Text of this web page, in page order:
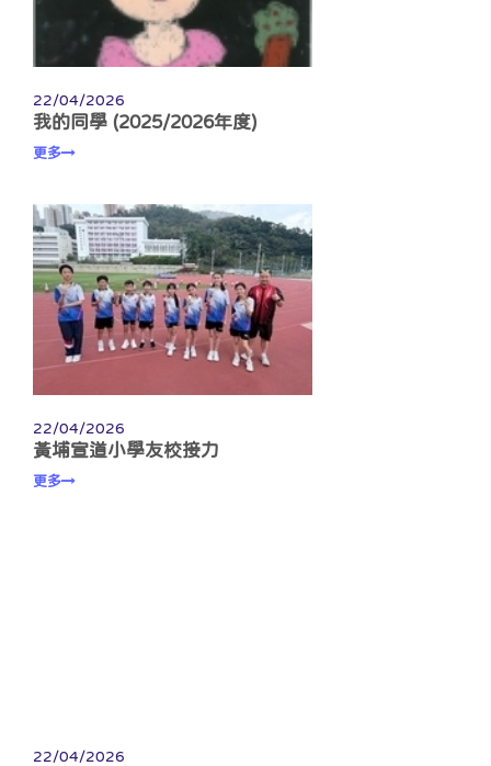
22/04/2026
我的同學 (2025/2026年度)
更多
22/04/2026
黃埔宣道小學友校接力
更多
22/04/2026